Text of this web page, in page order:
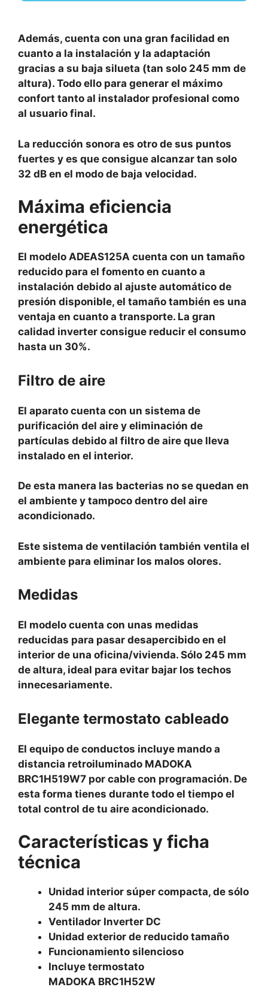
Además, cuenta con una gran facilidad en
cuanto a la instalación y la adaptación
gracias a su baja silueta (tan solo 245 mm de
altura). Todo ello para generar el máximo
confort tanto al instalador profesional como
al usuario final.
La reducción sonora es otro de sus puntos
fuertes y es que consigue alcanzar tan solo
32 dB en el modo de baja velocidad.
Máxima eficiencia
energética
El modelo ADEAS125A cuenta con un tamaño
reducido para el fomento en cuanto a
instalación debido al ajuste automático de
presión disponible, el tamaño también es una
ventaja en cuanto a transporte. La gran
calidad inverter consigue reducir el consumo
hasta un 30%.
Filtro de aire
El aparato cuenta con un sistema de
purificación del aire y eliminación de
partículas debido al filtro de aire que lleva
instalado en el interior.
De esta manera las bacterias no se quedan en
el ambiente y tampoco dentro del aire
acondicionado.
Este sistema de ventilación también ventila el
ambiente para eliminar los malos olores.
Medidas
El modelo cuenta con unas medidas
reducidas para pasar desapercibido en el
interior de una oficina/vivienda. Sólo 245 mm
de altura, ideal para evitar bajar los techos
innecesariamente.
Elegante termostato cableado
El equipo de conductos incluye mando a
distancia retroiluminado MADOKA
BRC1H519W7 por cable con programación. De
esta forma tienes durante todo el tiempo el
total control de tu aire acondicionado.
Características y ficha
técnica
Unidad interior súper compacta, de sólo
245 mm de altura.
Ventilador Inverter DC
Unidad exterior de reducido tamaño
Funcionamiento silencioso
Incluye termostato
MADOKA BRC1H52W